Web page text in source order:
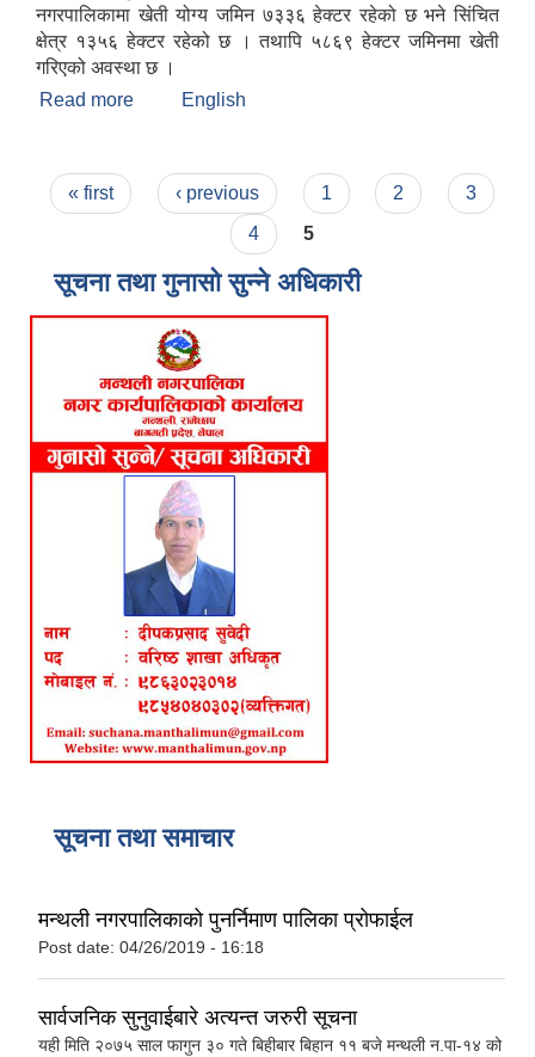
नगरपालिकामा खेती योग्य जमिन ७३३६ हेक्टर रहेको छ भने सिंचित
क्षेत्र १३५६ हेक्टर रहेको छ । तथापि ५८६९ हेक्टर जमिनमा खेती
गरिएको अवस्था छ ।
Read more about मन्थली नगरपालिकाको संक्षिप्त चिनारी
English
Pages
« first ‹ previous 1 2
3
4
5
सूचना तथा गुनासो सुन्ने अधिकारी
सूचना तथा समाचार
मन्थली नगरपालिकाको पुनर्निमाण पालिका प्रोफाईल
Post date: 04/26/2019 - 16:18
सार्वजनिक सुनुवाईबारे अत्यन्त जरुरी सूचना
यही मिति २०७५ साल फागुन ३० गते बिहीबार बिहान ११ बजे मन्थली न.पा-१४ को